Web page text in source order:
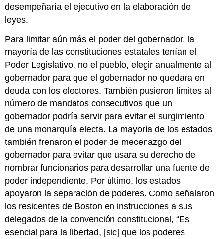
desempeñaría el ejecutivo en la elaboración de
leyes.
Para limitar aún más el poder del gobernador, la
mayoría de las constituciones estatales tenían el
Poder Legislativo, no el pueblo, elegir anualmente al
gobernador para que el gobernador no quedara en
deuda con los electores. También pusieron límites al
número de mandatos consecutivos que un
gobernador podría servir para evitar el surgimiento
de una monarquía electa. La mayoría de los estados
también frenaron el poder de mecenazgo del
gobernador para evitar que usara su derecho de
nombrar funcionarios para desarrollar una fuente de
poder independiente. Por último, los estados
apoyaron la separación de poderes. Como señalaron
los residentes de Boston en instrucciones a sus
delegados de la convención constitucional, “Es
esencial para la libertad, [sic] que los poderes